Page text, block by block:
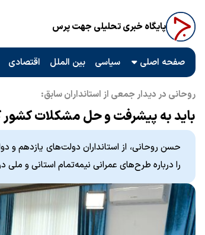
پایگاه خبری تحلیلی جهت پرس
صفحه اصلی سیاسی بین الملل اقتصادی
روحانی در دیدار جمعی از استانداران سابق:
باید به پیشرفت و حل مشکلات
حسن روحانی، از استانداران دولت‌های یازدهم و
را درباره طرح‌های عمرانی نیمه‌تمام استانی و ملی